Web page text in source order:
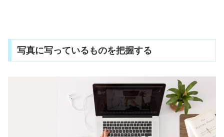
写真に写っているものを把握する